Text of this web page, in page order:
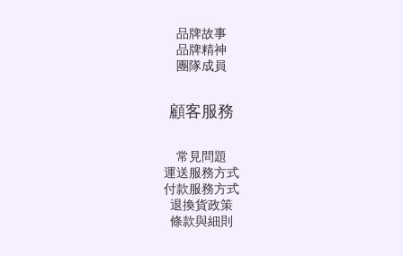
品牌故事
品牌精神
團隊成員
顧客服務
常見問題
運送服務方式
付款服務方式
退換貨政策
條款與細則